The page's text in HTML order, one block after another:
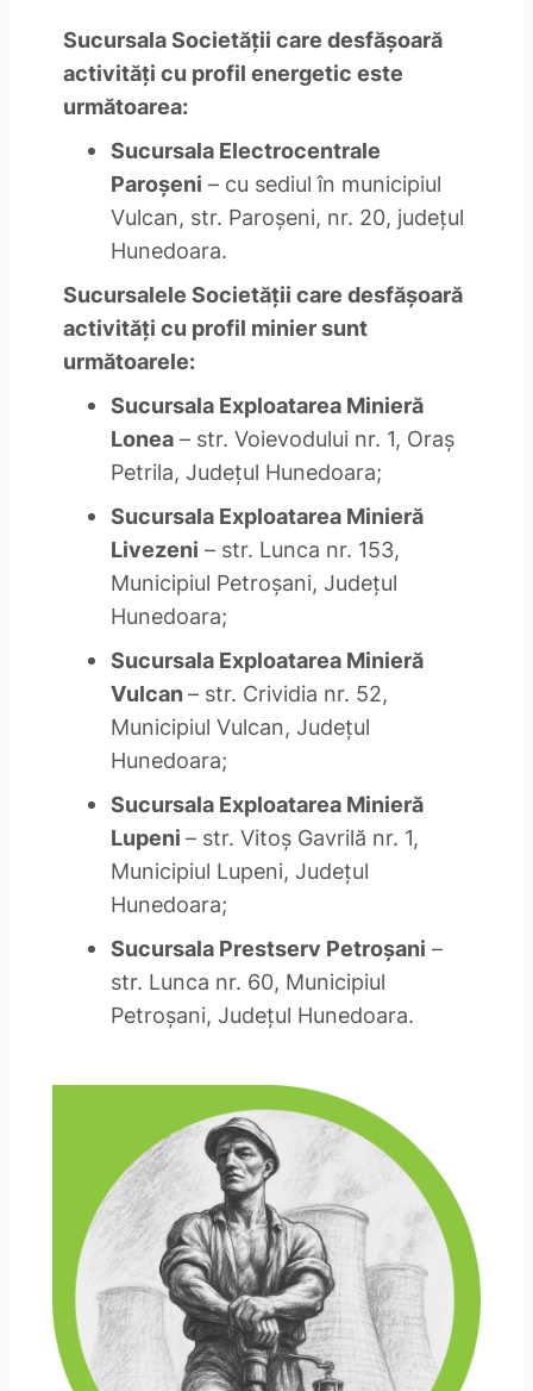
Sucursala Societăţii care desfăşoară
activităţi cu profil energetic este
următoarea:
Sucursala Electrocentrale
Paroşeni – cu sediul în municipiul
Vulcan, str. Paroşeni, nr. 20, judeţul
Hunedoara.
Sucursalele Societăţii care desfăşoară
activităţi cu profil minier sunt
următoarele:
Sucursala Exploatarea Minieră
Lonea– str. Voievodului nr. 1, Oraş
Petrila, Judeţul Hunedoara;
Sucursala Exploatarea Minieră
Livezeni – str. Lunca nr. 153,
Municipiul Petroşani, Judeţul
Hunedoara;
Sucursala Exploatarea Minieră
Vulcan– str. Crividia nr. 52,
Municipiul Vulcan, Judeţul
Hunedoara;
Sucursala Exploatarea Minieră
Lupeni – str. Vitoş Gavrilă nr. 1,
Municipiul Lupeni, Judeţul
Hunedoara;
Sucursala Prestserv Petroşani –
str. Lunca nr. 60, Municipiul
Petroşani, Judeţul Hunedoara.